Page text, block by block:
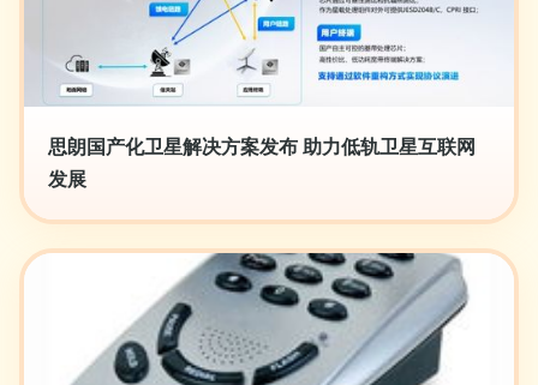
思朗国产化卫星解决方案发布 助力低轨卫星互联网
发展